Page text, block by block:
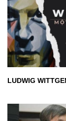
LUDWIG